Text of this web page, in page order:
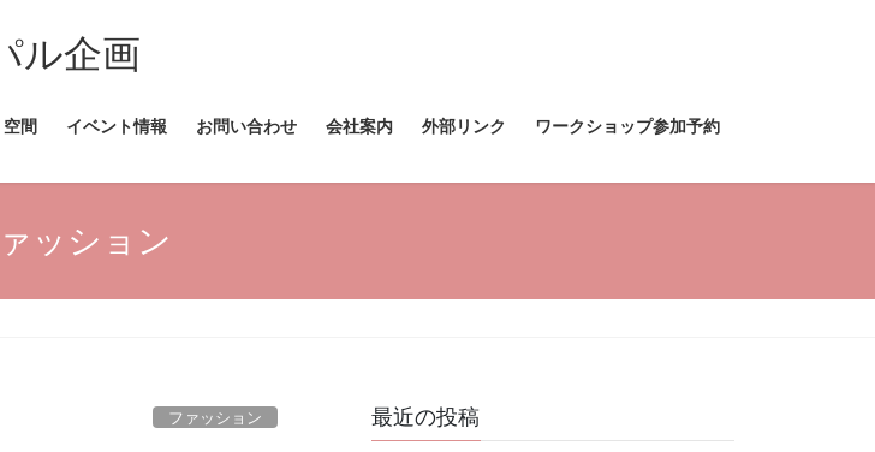
間 イベント情報 お問い合わせ 会社案内 外部リンク ワークショップ参加予約
ッション
ファッション 最近の投稿